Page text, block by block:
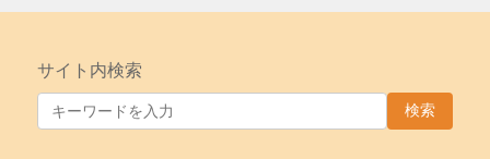
サイト内検索
検索